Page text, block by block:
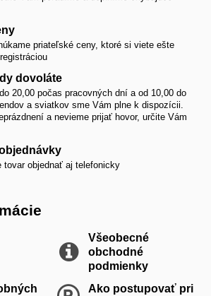
priateľské ceny, ktoré si viete ešte
dovoláte
20,00 počas pracovných dní a od 10,00 do
a sviatkov sme Vám plne k dispozícii.
a nevieme prijať hovor, určite Vám
tovar objednať aj telefonicky
Všeobecné
obchodné
podmienky
Ako postupovať pri